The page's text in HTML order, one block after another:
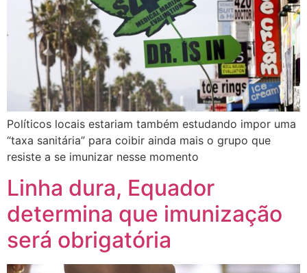
Políticos locais estariam também estudando impor uma
“taxa sanitária” para coibir ainda mais o grupo que
resiste a se imunizar nesse momento
Linha dura, Equador
determina que imunização
será obrigatória